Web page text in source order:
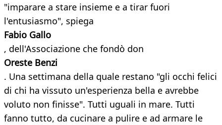
"imparare a stare insieme e a tirar fuori
l'entusiasmo", spiega
Fabio Gallo
, dell'Associazione che fondò don
Oreste Benzi
. Una settimana della quale restano "gli occhi felici
di chi ha vissuto un'esperienza bella e avrebbe
voluto non finisse". Tutti uguali in mare. Tutti
fanno tutto, da cucinare a pulire e ad armare le